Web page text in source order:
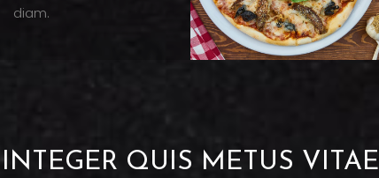
diam.
INTEGER QUIS METUS VITAE